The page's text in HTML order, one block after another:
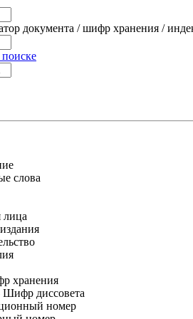
документа / шифр хранения /
слова
хранения
Шифр диссовета
номер